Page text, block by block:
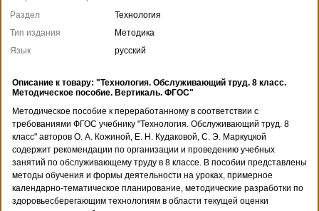
Раздел
Технология
Тип издания
Методика
Язык
русский
Описание к товару: "Технология. Обслуживающий труд. 8 класс.
Методическое пособие. Вертикаль. ФГОС"
Методическое пособие к переработанному в соответствии с
требованиями ФГОС учебнику "Технология. Обслуживающий труд. 8
класс" авторов О. А. Кожиной, Е. Н. Кудаковой, С. Э. Маркуцкой
содержит рекомендации по организации и проведению учебных
занятий по обслуживающему труду в 8 классе. В пособии представлены
методы обучения и формы деятельности на уроках, примерное
календарно-тематическое планирование, методические разработки по
здоровьесберегающим технологиям в области текущей оценки